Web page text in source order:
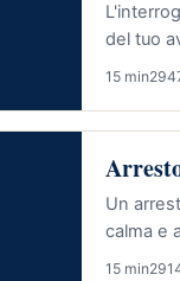
del tuo
15 min
Un
calma e
15 min